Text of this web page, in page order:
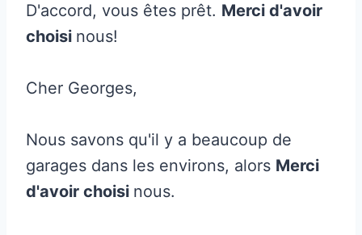
D'accord, vous êtes prêt. Merci d'avoir
choisi nous!
Cher Georges,
Nous savons qu'il y a beaucoup de
garages dans les environs, alors Merci
d'avoir choisi nous.